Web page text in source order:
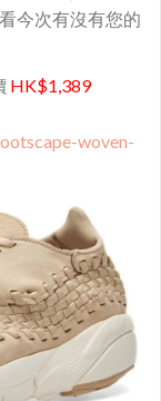
今次有沒有您的
HK$1,389
woven-